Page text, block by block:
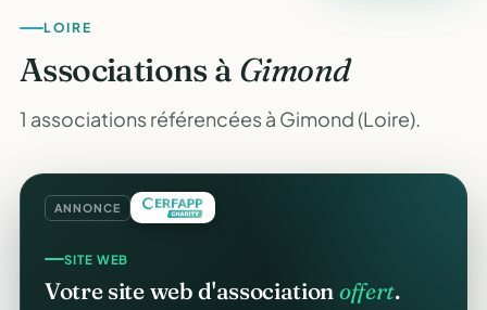
LOIRE
Associations à Gimond
1 associations référencées à Gimond (Loire).
ANNONCE
SITE WEB
Votre site web d'association offert.